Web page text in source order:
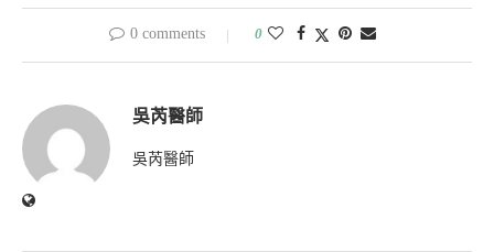
0 comments 0
吳芮醫師
吳芮醫師